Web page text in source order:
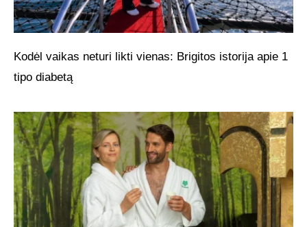
Kodėl vaikas neturi likti vienas: Brigitos istorija apie 1
tipo diabetą